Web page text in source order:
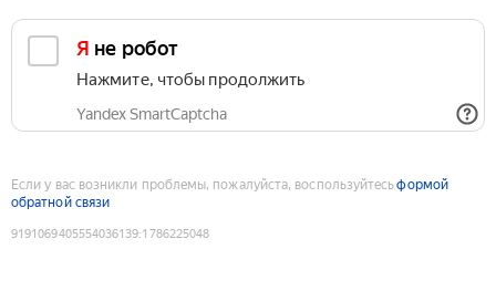
Я не робот
Нажмите, чтобы продолжить
Yandex SmartCaptcha
Если у вас возникли проблемы, пожалуйста, воспользуйтесьформой
обратной связи
9191069405554036139:1786225048